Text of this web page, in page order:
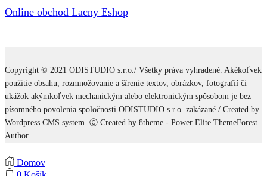
Online obchod Lacny Eshop
Copyright © 2021 ODISTUDIO s.r.o./ Všetky práva vyhradené. Akékoľvek
použitie obsahu, rozmnožovanie a šírenie textov, obrázkov, fotografií či
ukážok akýmkoľvek mechanickým alebo elektronickým spôsobom je bez
písomného povolenia spoločnosti ODISTUDIO s.r.o. zakázané / Created by
Wordpress CMS system. Ⓒ Created by 8theme - Power Elite ThemeForest
Author.
Domov